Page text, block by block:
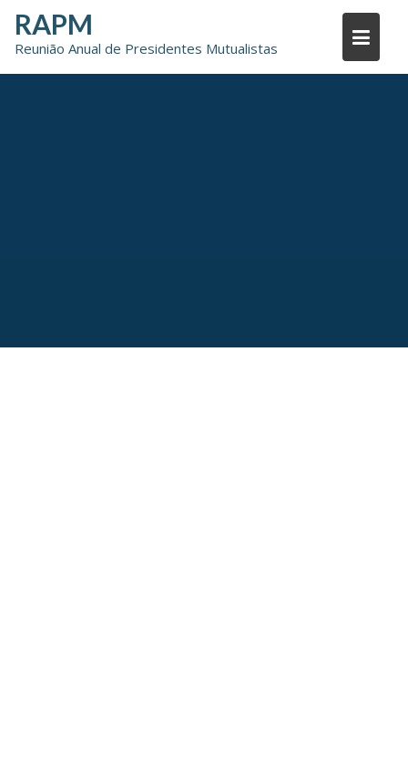
Skip
content
RAPM
Reunião Anual de Presidentes Mutualistas